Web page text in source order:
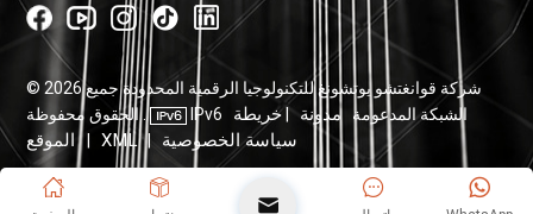
© 2026 شركة قوانغتشو يوتشونغ للتكنولوجيا الرقمية المحدودة جميع
الحقوق محفوظة .
IPv6 الشبكة المدعومة مدونة | خريطة
الموقع
XML | سياسة الخصوصية